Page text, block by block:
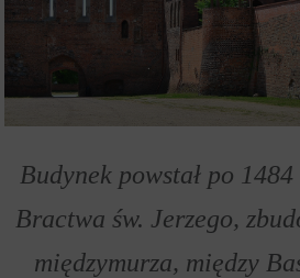
Budynek powstał po
Bractwa św. Jerzego,
międzymurza, między